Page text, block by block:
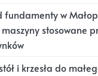
fundamenty w
stosowane
i krzesła do